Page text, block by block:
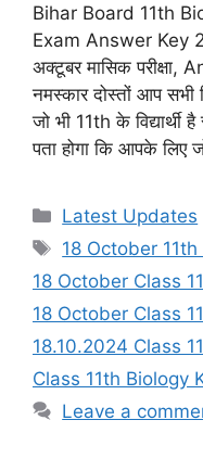
Bihar Board 11th
Exam Answer Key
अक्टूबर मासिक
नमस्कार दोस्तों आप सभी
जो भी 11th के
पता होगा कि आपके लिए
Categories
Latest Updates
Tags
18 October
18 October Class
18 October Class
18.10.2024 Class
Class 11th Biology
Leave a